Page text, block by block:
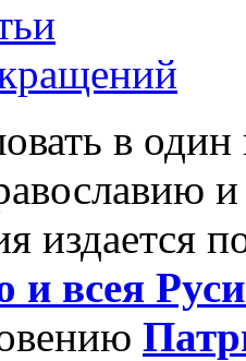
в
издается
и всея